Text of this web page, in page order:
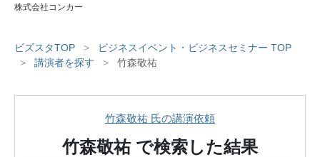
株式会社コンカー
ビズスタTOP >
ビジネスイベント・ビジネスセミナー TOP
>
講演者を探す > 竹森敬祐
竹森敬祐 氏の講演依頼
竹森敬祐で検索した結果